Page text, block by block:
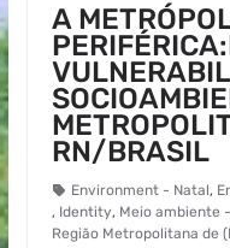
A
RN/BRASIL
Environment - Natal,
, Identity, Meio ambiente
Região Metropolitana de